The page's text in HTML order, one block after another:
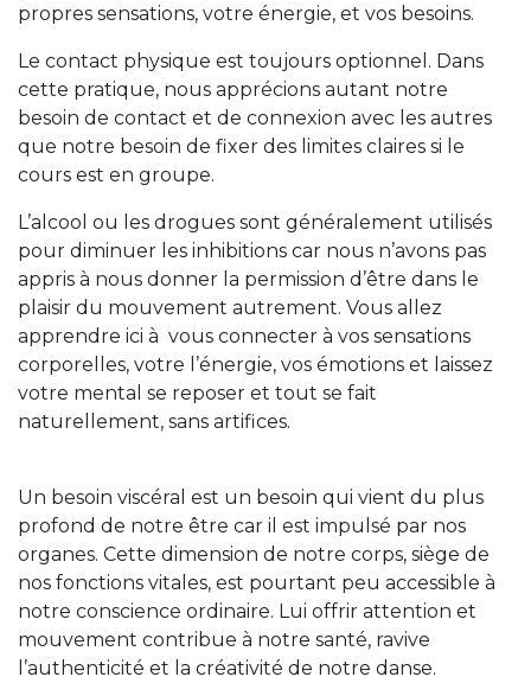
propres sensations, votre énergie, et vos besoins.
Le contact physique est toujours optionnel. Dans
cette pratique, nous apprécions autant notre
besoin de contact et de connexion avec les autres
que notre besoin de fixer des limites claires si le
cours est en groupe.
L’alcool ou les drogues sont généralement utilisés
pour diminuer les inhibitions car nous n’avons pas
appris à nous donner la permission d’être dans le
plaisir du mouvement autrement. Vous allez
apprendre ici à vous connecter à vos sensations
corporelles, votre l’énergie, vos émotions et laissez
votre mental se reposer et tout se fait
naturellement, sans artifices.
Un besoin viscéral est un besoin qui vient du plus
profond de notre être car il est impulsé par nos
organes. Cette dimension de notre corps, siège de
nos fonctions vitales, est pourtant peu accessible à
notre conscience ordinaire. Lui offrir attention et
mouvement contribue à notre santé, ravive
l’authenticité et la créativité de notre danse.